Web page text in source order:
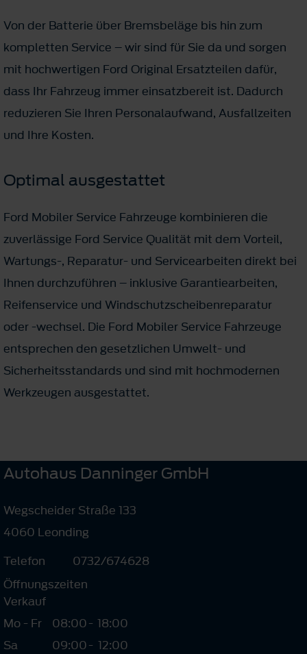
Von der Batterie über Bremsbeläge bis hin zum
kompletten Service – wir sind für Sie da und sorgen
mit hochwertigen Ford Original Ersatzteilen dafür,
dass Ihr Fahrzeug immer einsatzbereit ist. Dadurch
reduzieren Sie Ihren Personalaufwand, Ausfallzeiten
und Ihre Kosten.
Optimal ausgestattet
Ford Mobiler Service Fahrzeuge kombinieren die
zuverlässige Ford Service Qualität mit dem Vorteil,
Wartungs­-, Reparatur-­ und Servicearbeiten direkt bei
Ihnen durchzuführen – inklusive Garantiearbeiten,
Reifenservice und Windschutzscheibenreparatur
oder ­-wechsel. Die Ford Mobiler Service Fahrzeuge
entsprechen den gesetzlichen Umwelt­- und
Sicherheitsstandards und sind mit hochmodernen
Werkzeugen ausgestattet.
Autohaus Danninger GmbH
Wegscheider Straße 133
4060 Leonding
Telefon
0732/674628
Öffnungszeiten
Verkauf
Mo - Fr
08:00- 18:00
Sa
09:00- 12:00